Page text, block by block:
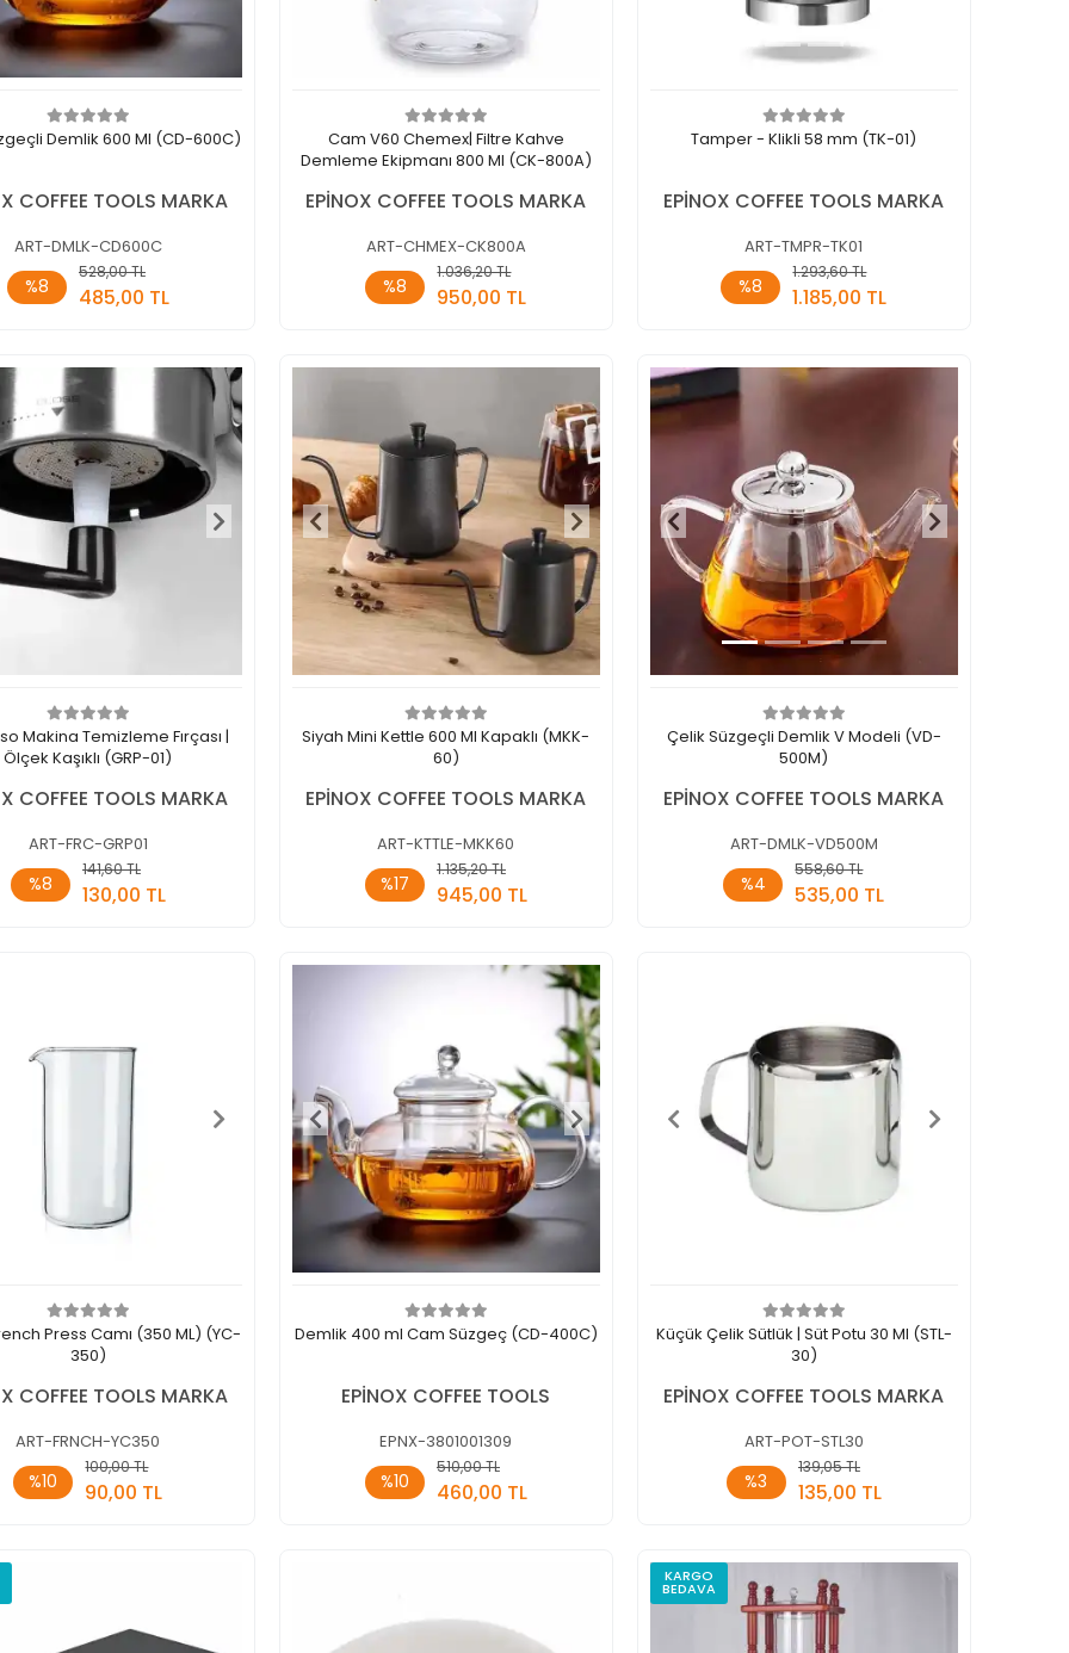
Demlik 600 Ml (CD-600C)
COFFEE TOOLS MARKA
ART-DMLK-CD600C
%8
528,00 TL
485,00 TL
Sepete Ekle
Cam V60 Chemex| Filtre Kahve
Demleme Ekipmanı 800 Ml (CK-800A)
EPİNOX COFFEE TOOLS MARKA
ART-CHMEX-CK800A
%8
1.036,20 TL
950,00 TL
Sepete Ekle
Tamper - Klikli 58 mm (TK-01)
EPİNOX COFFEE TOOLS MARKA
ART-TMPR-TK01
%8
1.293,60 TL
1.185,00 TL
Sepete Ekle
Makina Temizleme Fırçası |
Ölçek Kaşıklı (GRP-01)
COFFEE TOOLS MARKA
ART-FRC-GRP01
%8
141,60 TL
130,00 TL
Sepete Ekle
Siyah Mini Kettle 600 Ml Kapaklı (MKK-
60)
EPİNOX COFFEE TOOLS MARKA
ART-KTTLE-MKK60
%17
1.135,20 TL
945,00 TL
Sepete Ekle
Çelik Süzgeçli Demlik V Modeli (VD-
500M)
EPİNOX COFFEE TOOLS MARKA
ART-DMLK-VD500M
%4
558,60 TL
535,00 TL
Sepete Ekle
Press Camı (350 ML) (YC-
350)
COFFEE TOOLS MARKA
ART-FRNCH-YC350
%10
100,00 TL
90,00 TL
Sepete Ekle
Demlik 400 ml Cam Süzgeç (CD-400C)
EPİNOX COFFEE TOOLS
EPNX-3801001309
%10
510,00 TL
460,00 TL
Sepete Ekle
Küçük Çelik Sütlük | Süt Potu 30 Ml (STL-
30)
EPİNOX COFFEE TOOLS MARKA
ART-POT-STL30
%3
139,05 TL
135,00 TL
Sepete Ekle
KARGO
BEDAVA